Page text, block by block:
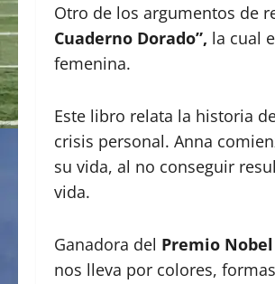
Otro de los argumentos de
Cuaderno Dorado”, la cual
femenina.
Este libro relata la historia
crisis personal. Anna
su vida, al no conseguir
vida.
Ganadora del Premio
nos lleva por colores,